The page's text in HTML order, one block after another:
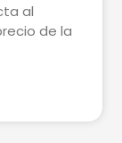
al
de la